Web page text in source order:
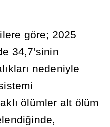
göre; 2025
34,7'sinin
ıkları nedeniyle
ı ölümler alt ölüm
ğinde,